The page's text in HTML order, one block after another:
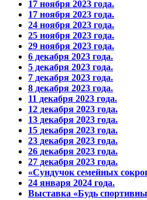
17 ноября 2023 года.
17 ноября 2023 года.
24 ноября 2023 года.
25 ноября 2023 года.
29 ноября 2023 года.
6 декабря 2023 года.
5 декабря 2023 года.
7 декабря 2023 года.
8 декабря 2023 года.
11 декабря 2023 года.
12 декабря 2023 года.
13 декабря 2023 года.
15 декабря 2023 года.
23 декабря 2023 года.
26 декабря 2023 года.
27 декабря 2023 года.
«Сундучок семейных
24 января 2024 года.
Выставка «Будь